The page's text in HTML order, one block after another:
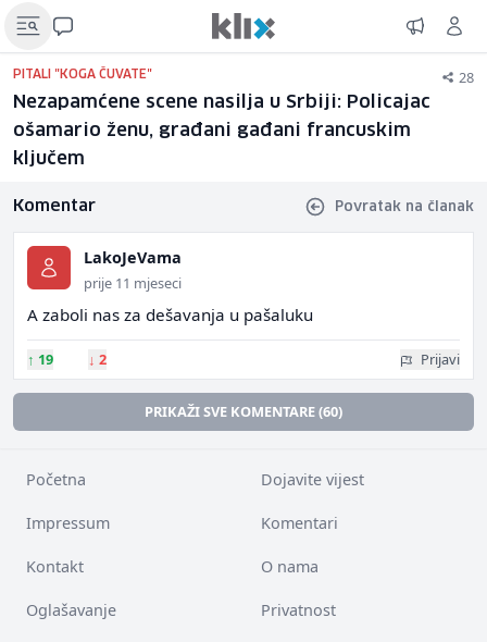
PITALI "KOGA ČUVATE" 28
Nezapamćene scene nasilja u Srbiji: Policajac
ošamario ženu, građani gađani francuskim
ključem
Komentar Povratak na članak
LakoJeVama
prije 11 mjeseci
A zaboli nas za dešavanja u pašaluku
↑ 19 ↓ 2 Prijavi
PRIKAŽI SVE KOMENTARE (60)
Početna Dojavite vijest
Impressum Komentari
Kontakt O nama
Oglašavanje Privatnost